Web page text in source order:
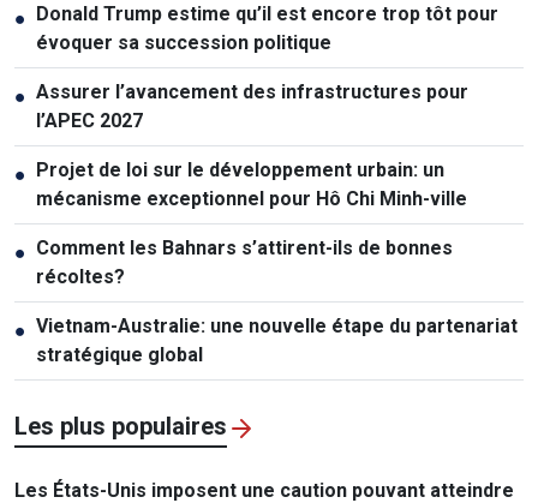
● Donald Trump estime qu’il est encore trop tôt pour
évoquer sa succession politique
● Assurer l’avancement des infrastructures pour
l’APEC 2027
● Projet de loi sur le développement urbain: un
mécanisme exceptionnel pour Hô Chi Minh-ville
● Comment les Bahnars s’attirent-ils de bonnes
récoltes?
● Vietnam-Australie: une nouvelle étape du partenariat
stratégique global
Les plus populaires
Les États-Unis imposent une caution pouvant atteindre